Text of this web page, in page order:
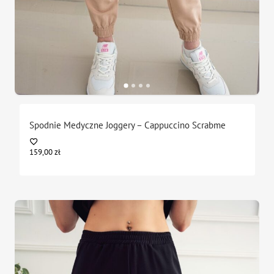
Spodnie Medyczne Joggery – Cappuccino Scrabme
159,00zł